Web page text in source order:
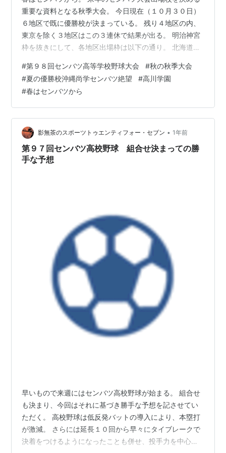
重要な資料となる秋季大会。 今日現在（１０月３０日）
６地区で既に優勝校が決まっている。 残り４地区の内、
東京を除く３地区はこの３連休で結果が出る。 明治神宮
枠を抜きにして、各地区出場枠は以下の通り。 北海道１
２ 九州４。 今年のセンバツから割当数が変わり、上記数
字になった。 これに神宮大会優勝地区が＋１校、２１世
紀枠２校の合計３２校が出場する。 ここまでの結果でセ
ンバツ出場校を予想してみる。 北海道は余程のことがな
い限り秋季大会優勝校の北照となる。 東北は決勝戦を戦
った花巻東と八戸…
#第９８回センバツ高等学校野球大会 #秋の秋季大会
#夏の優勝校沖縄尚学センバツ絶望 #高川学園
#春はセンバツから
影無茶のスポーツトゥエンティフォー・セブン • 1年前
第９７回センバツ高校野球 組合せ決まっての勝
手な予想
早いもので来週にはセンバツ高校野球が始まる。 組合せ
も決まり、今回はそれに基づき勝手な予想を記させてい
ただく。 高校野球は低反発バットの導入により、本塁打
が激減。 さらには延長１０回から早々にタイブレークで
決着をつけるようになったことも併せ、投手力を中心と